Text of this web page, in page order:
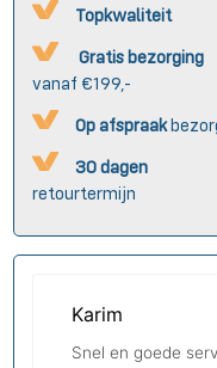
Topkwaliteit
Gratis bezorging
vanaf €199,-
Op afspraak
30 dagen
retourtermijn